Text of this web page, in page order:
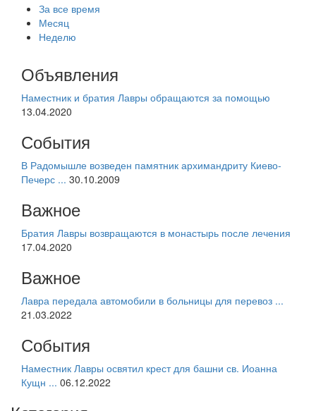
За все время
Месяц
Неделю
Объявления
Наместник и братия Лавры обращаются за помощью
13.04.2020
События
В Радомышле возведен памятник архимандриту Киево-
Печерс ... 30.10.2009
Важное
Братия Лавры возвращаются в монастырь после лечения
17.04.2020
Важное
Лавра передала автомобили в больницы для перевоз ...
21.03.2022
События
Наместник Лавры освятил крест для башни св. Иоанна
Кущн ... 06.12.2022